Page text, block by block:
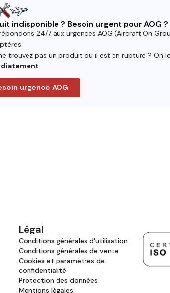
indisponible ? Besoin urgent pour AOG ?
24/7 aux urgences AOG (Aircraft On
trouvez pas un produit ou il est en rupture ? On
.
urgence AOG
Légal
Conditions générales d'utilisation
Conditions générales de vente
Cookies et paramètres de
confidentialité
Protection des données
Mentions légales